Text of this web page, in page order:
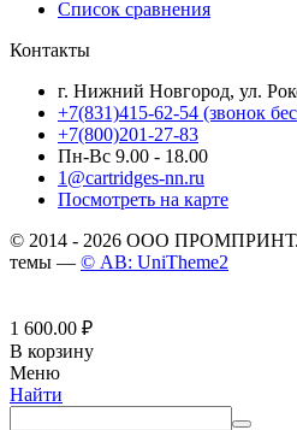
Список сравнения
Контакты
г. Нижний Новгород, ул.
+7(831)415-62-54 (звонок
+7(800)201-27-83
Пн-Вс 9.00 - 18.00
1@cartridges-nn.ru
Посмотреть на карте
© 2014 - 2026 ООО ПРОМПРИНТ.
темы — © AB: UniTheme2
1 600.00 ₽
В корзину
Меню
Найти